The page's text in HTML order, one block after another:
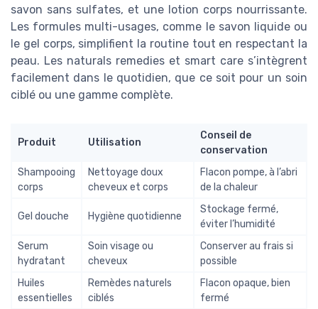
savon sans sulfates, et une lotion corps nourrissante.
Les formules multi-usages, comme le savon liquide ou
le gel corps, simplifient la routine tout en respectant la
peau. Les naturals remedies et smart care s’intègrent
facilement dans le quotidien, que ce soit pour un soin
ciblé ou une gamme complète.
Produit Utilisation
Conseil de
conservation
Shampooing
corps
Nettoyage doux
cheveux et corps
Flacon pompe, à l’abri
de la chaleur
Gel douche Hygiène quotidienne
Stockage fermé,
éviter l’humidité
Serum
hydratant
Soin visage ou
cheveux
Conserver au frais si
possible
Huiles
essentielles
Remèdes naturels
ciblés
Flacon opaque, bien
fermé